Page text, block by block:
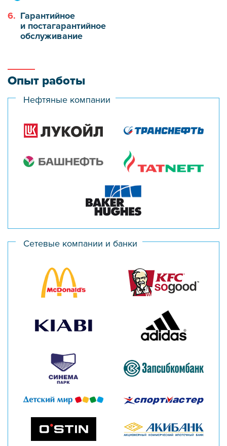
6. Гарантийное
и постагарантийное
обслуживание
Опыт работы
Нефтяные компании
Сетевые компании и банки